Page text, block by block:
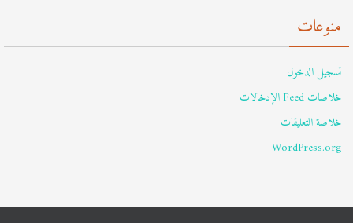
منوعات
تسجيل الدخول
خلاصات Feed الإدخالات
خلاصة التعليقات
WordPress.org